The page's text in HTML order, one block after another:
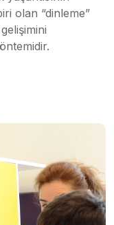
olan “dinleme”